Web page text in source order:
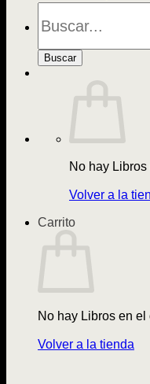
de
Buscar
No hay
Volver a la
Carrito
No hay Libros en el
Volver a la tienda